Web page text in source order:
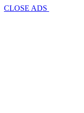
CLOSE ADS